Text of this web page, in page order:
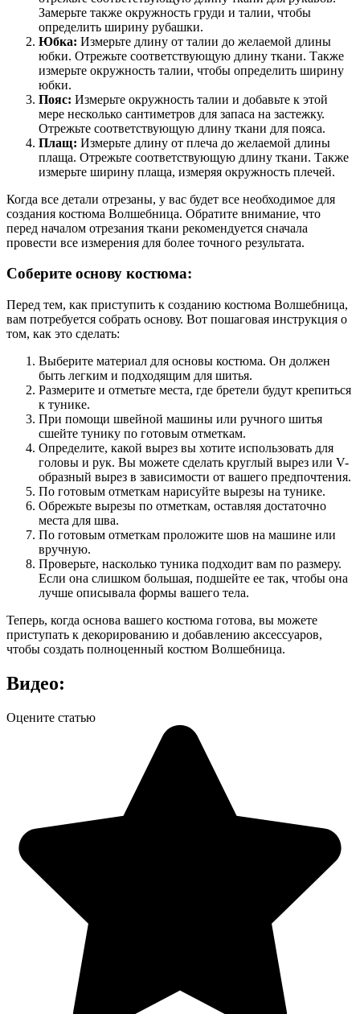
Замерьте также окружность груди и талии, чтобы
определить ширину рубашки.
Юбка: Измерьте длину от талии до желаемой длины
юбки. Отрежьте соответствующую длину ткани. Также
измерьте окружность талии, чтобы определить ширину
юбки.
Пояс: Измерьте окружность талии и добавьте к этой
мере несколько сантиметров для запаса на застежку.
Отрежьте соответствующую длину ткани для пояса.
Плащ: Измерьте длину от плеча до желаемой длины
плаща. Отрежьте соответствующую длину ткани. Также
измерьте ширину плаща, измеряя окружность плечей.
Когда все детали отрезаны, у вас будет все необходимое для
создания костюма Волшебница. Обратите внимание, что
перед началом отрезания ткани рекомендуется сначала
провести все измерения для более точного результата.
Соберите основу костюма:
Перед тем, как приступить к созданию костюма Волшебница,
вам потребуется собрать основу. Вот пошаговая инструкция о
том, как это сделать:
Выберите материал для основы костюма. Он должен
быть легким и подходящим для шитья.
Размерите и отметьте места, где бретели будут крепиться
к тунике.
При помощи швейной машины или ручного шитья
сшейте тунику по готовым отметкам.
Определите, какой вырез вы хотите использовать для
головы и рук. Вы можете сделать круглый вырез или V-
образный вырез в зависимости от вашего предпочтения.
По готовым отметкам нарисуйте вырезы на тунике.
Обрежьте вырезы по отметкам, оставляя достаточно
места для шва.
По готовым отметкам проложите шов на машине или
вручную.
Проверьте, насколько туника подходит вам по размеру.
Если она слишком большая, подшейте ее так, чтобы она
лучше описывала формы вашего тела.
Теперь, когда основа вашего костюма готова, вы можете
приступать к декорированию и добавлению аксессуаров,
чтобы создать полноценный костюм Волшебница.
Видео:
Оцените статью